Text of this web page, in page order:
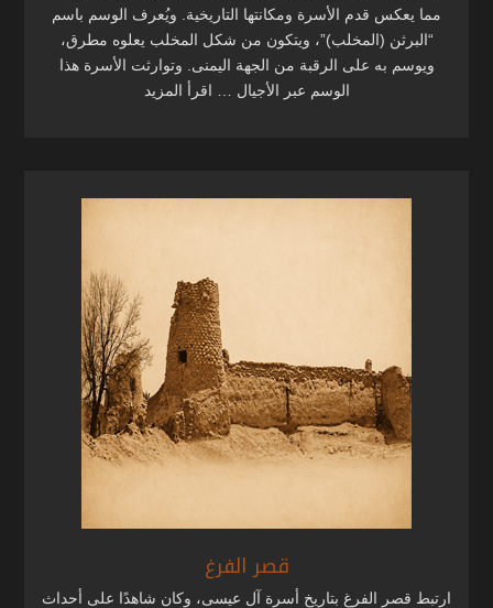
مما يعكس قدم الأسرة ومكانتها التاريخية. ويُعرف الوسم باسم
“البرثن (المخلب)”، ويتكون من شكل المخلب يعلوه مطرق،
ويوسم به على الرقبة من الجهة اليمنى. وتوارثت الأسرة هذا
الوسم عبر الأجيال … اقرأ المزيد
قصر الفرغ
ارتبط قصر الفرغ بتاريخ أسرة آل عيسى، وكان شاهدًا على أحداث